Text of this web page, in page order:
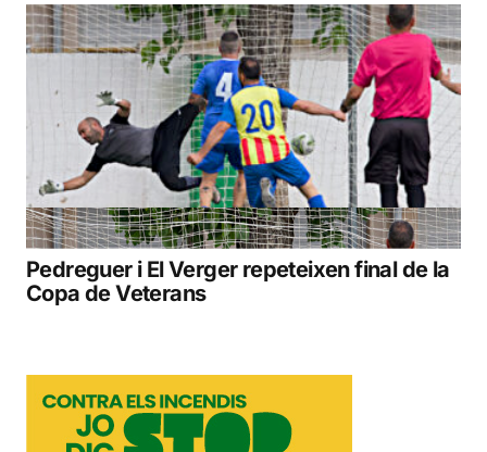
Pedreguer i El Verger repeteixen final de la
Copa de Veterans